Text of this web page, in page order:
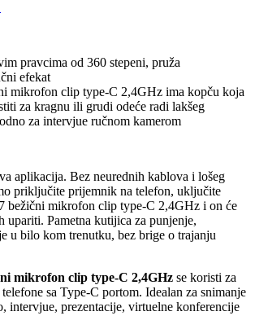
pravcima od 360 stepeni, pruža
efekat
mikrofon clip type-C 2,4GHz ima kopču koja
za kragnu ili grudi odeće radi lakšeg
za intervjue ručnom kamerom
aplikacija. Bez neurednih kablova i lošeg
priključite prijemnik na telefon, uključite
bežični mikrofon clip type-C 2,4GHz i on će
upariti. Pametna kutijica za punjenje,
u bilo kom trenutku, bez brige o trajanju
mikrofon clip type-C 2,4GHz se koristi za
sa Type-C portom. Idealan za snimanje
intervjue, prezentacije, virtuelne konferencije